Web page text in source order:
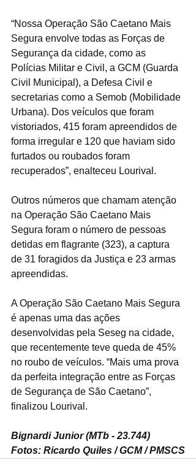
“Nossa Operação São Caetano Mais
Segura envolve todas as Forças de
Segurança da cidade, como as
Polícias Militar e Civil, a GCM (Guarda
Civil Municipal), a Defesa Civil e
secretarias como a Semob (Mobilidade
Urbana). Dos veículos que foram
vistoriados, 415 foram apreendidos de
forma irregular e 120 que haviam sido
furtados ou roubados foram
recuperados”, enalteceu Lourival.
Outros números que chamam atenção
na Operação São Caetano Mais
Segura foram o número de pessoas
detidas em flagrante (323), a captura
de 31 foragidos da Justiça e 23 armas
apreendidas.
A Operação São Caetano Mais Segura
é apenas uma das ações
desenvolvidas pela Seseg na cidade,
que recentemente teve queda de 45%
no roubo de veículos. “Mais uma prova
da perfeita integração entre as Forças
de Segurança de São Caetano”,
finalizou Lourival.
Bignardi Junior (MTb - 23.744)
Fotos: Ricardo Quiles / GCM / PMSCS